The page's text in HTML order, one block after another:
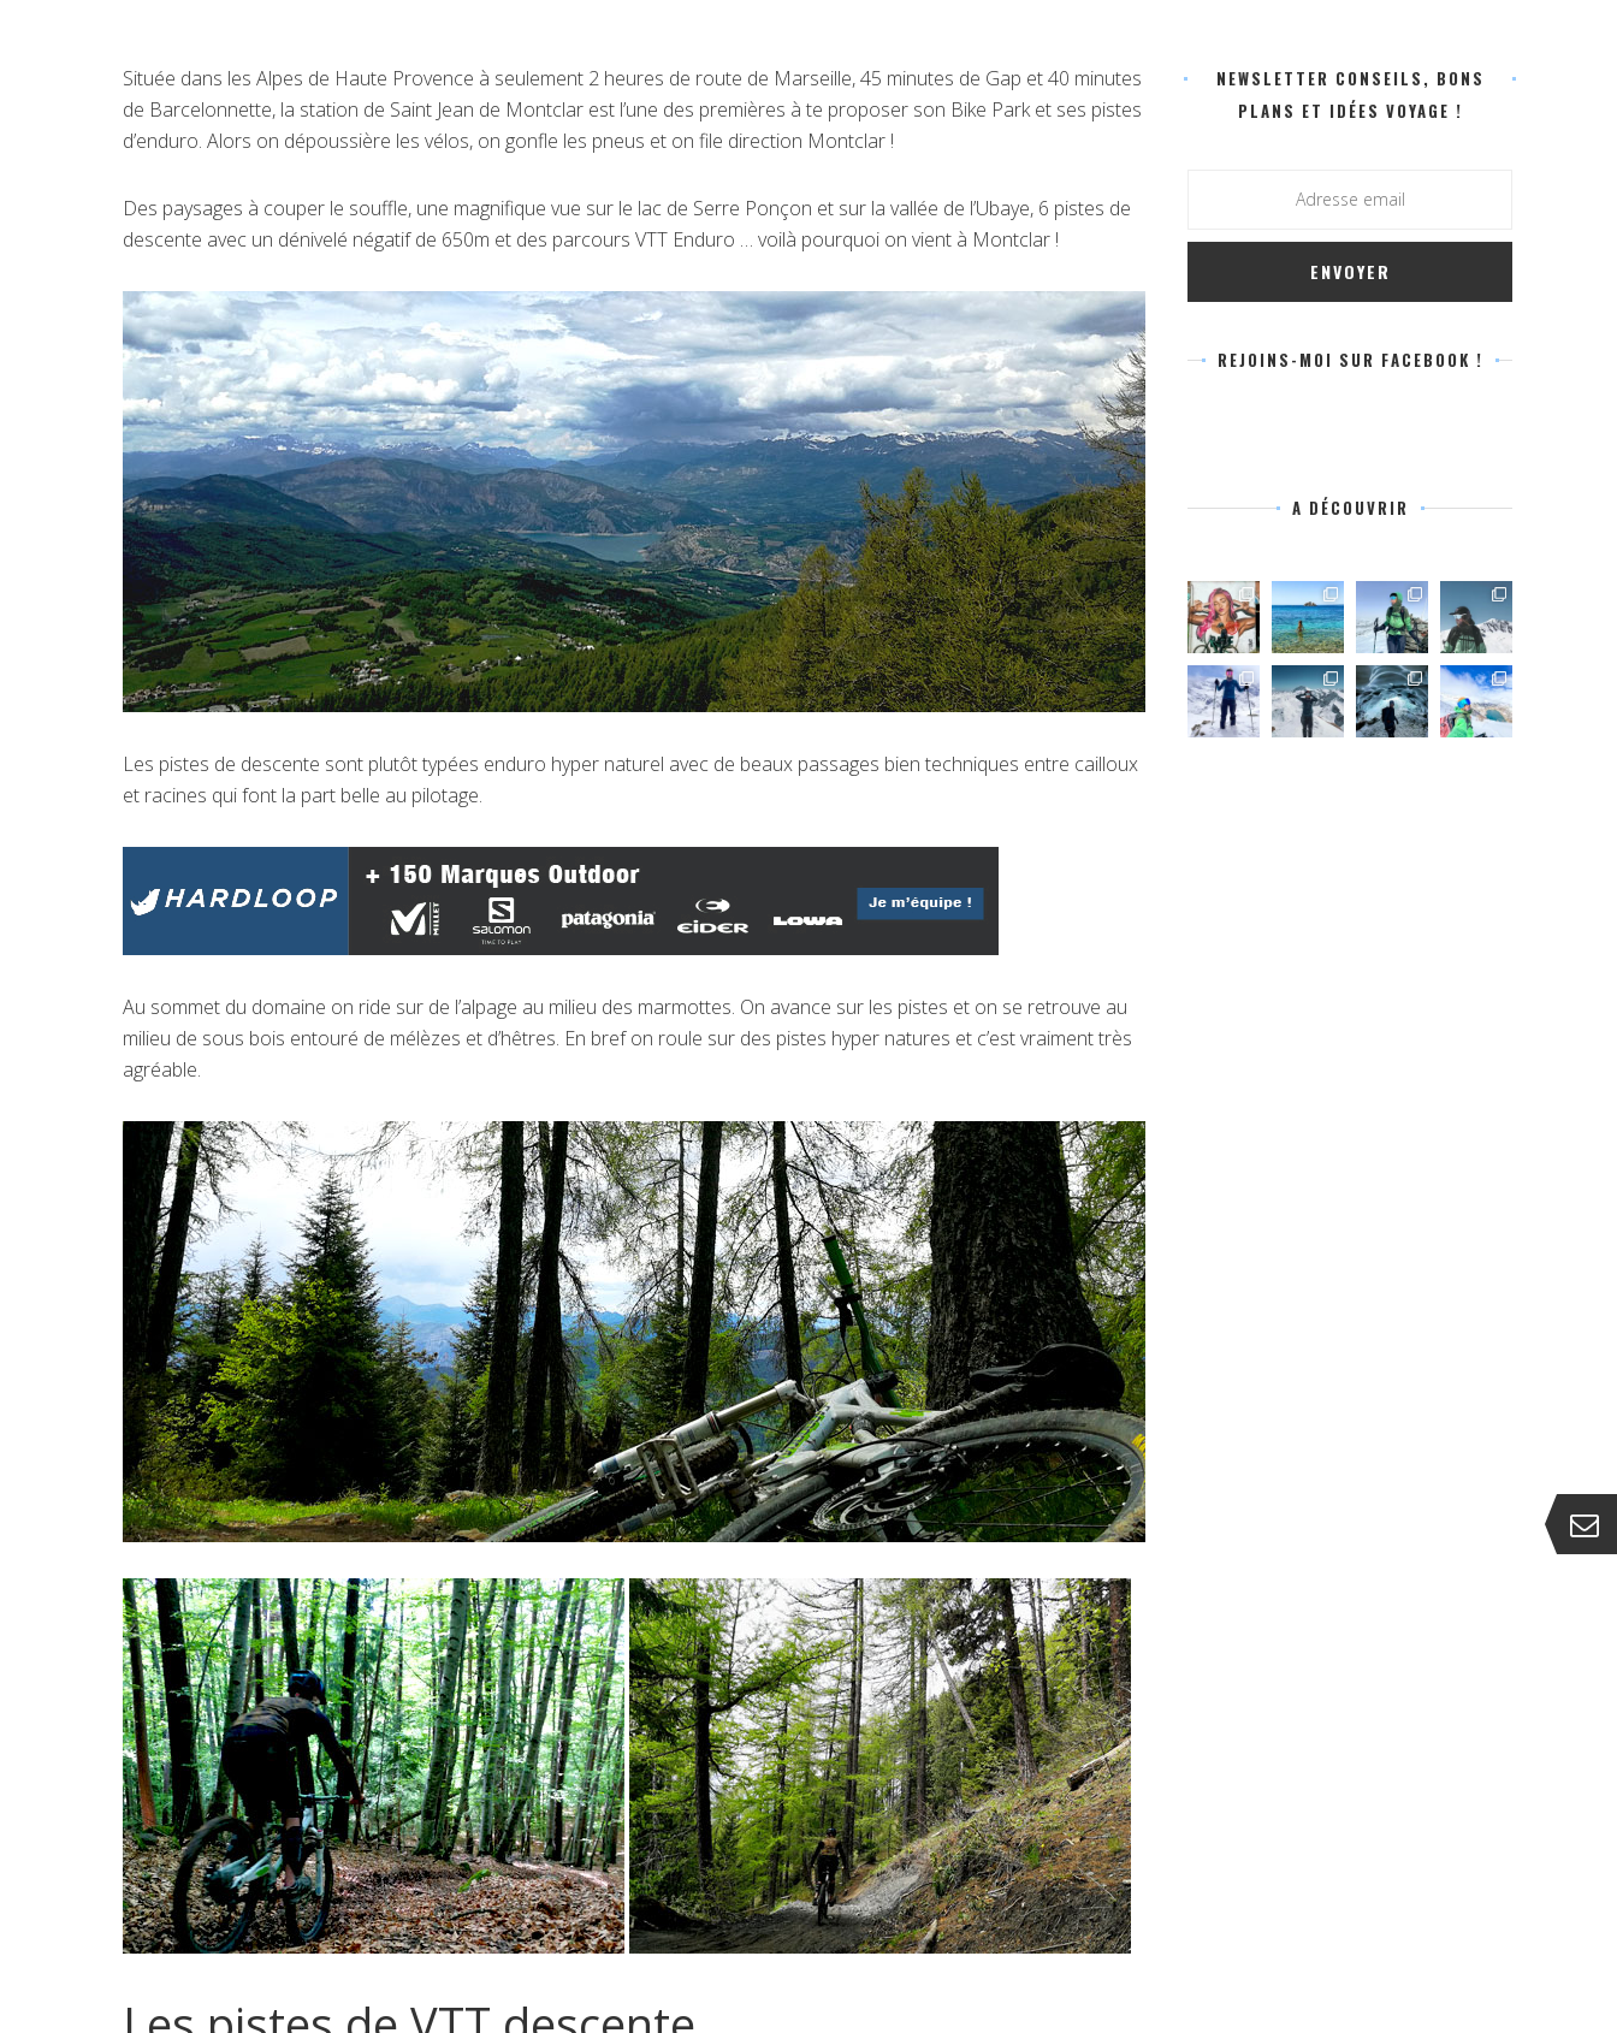
Située dans les Alpes de Haute Provence à seulement 2 heures de route de Marseille, 45 minutes de Gap et 40 minutes
de Barcelonnette, la station de Saint Jean de Montclar est l’une des premières à te proposer son Bike Park et ses pistes
d’enduro. Alors on dépoussière les vélos, on gonfle les pneus et on file direction Montclar !
Des paysages à couper le souffle, une magnifique vue sur le lac de Serre Ponçon et sur la vallée de l’Ubaye, 6 pistes de
descente avec un dénivelé négatif de 650m et des parcours VTT Enduro … voilà pourquoi on vient à Montclar !
Les pistes de descente sont plutôt typées enduro hyper naturel avec de beaux passages bien techniques entre cailloux
et racines qui font la part belle au pilotage.
Au sommet du domaine on ride sur de l’alpage au milieu des marmottes. On avance sur les pistes et on se retrouve au
milieu de sous bois entouré de mélèzes et d’hêtres. En bref on roule sur des pistes hyper natures et c’est vraiment très
agréable.
NEWSLETTER CONSEILS, BONS
PLANS ET IDÉES VOYAGE !
REJOINS-MOI SUR FACEBOOK !
A DÉCOUVRIR